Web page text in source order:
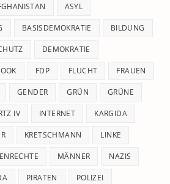
ASYL
BASISDEMOKRATIE BILDUNG
DEMOKRATIE
FDP FLUCHT FRAUEN
GENDER GRÜN GRÜNE
IV INTERNET KARGIDA
KRETSCHMANN LINKE
MÄNNER NAZIS
PIRATEN POLIZEI